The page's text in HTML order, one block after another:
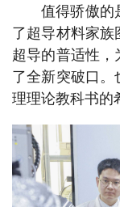
值得骄傲的
了超导材料家族
超导的普适性
了全新突破口。
理理论教科书的